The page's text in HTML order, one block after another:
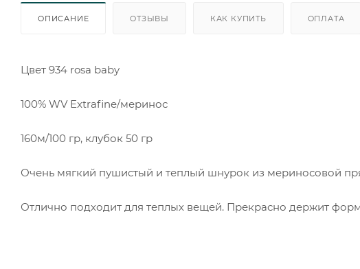
ОПИСАНИЕ ОТЗЫВЫ КАК КУПИТЬ ОПЛАТА
Цвет 934 rosa baby
100% WV Extrafine/меринос
160м/100 гр, клубок 50 гр
Очень мягкий пушистый и теплый шнурок из мериносовой
Отлично подходит для теплых вещей. Прекрасно держит